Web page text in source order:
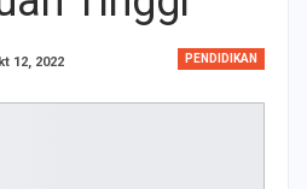
PENDIDIKAN
12, 2022